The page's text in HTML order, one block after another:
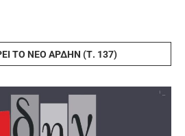
ΤΟ ΝΈΟ ΆΡΔΗΝ (Τ. 137)